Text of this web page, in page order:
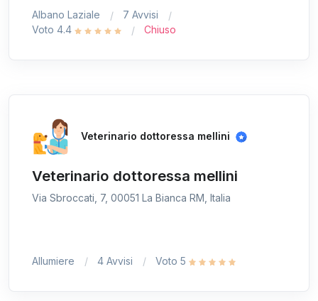
Albano Laziale
7 Avvisi
Voto 4.4
Chiuso
Veterinario dottoressa mellini
Veterinario dottoressa mellini
Via Sbroccati, 7, 00051 La Bianca RM, Italia
Allumiere 4 Avvisi Voto 5